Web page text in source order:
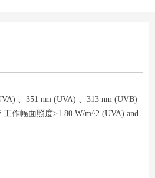
、351 nm (UVA) 、313 nm (UVB)
作幅面照度>1.80 W/m^2 (UVA) and